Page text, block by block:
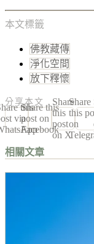
本文標籤
佛教藏傳
淨化空間
放下釋懷
分享本文
this
via
Share this
post on
Facebook
Share
this
post
on X
Share
this
on
相關文章